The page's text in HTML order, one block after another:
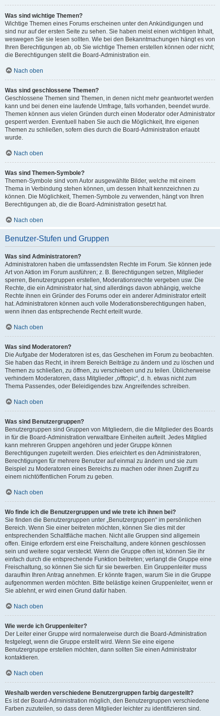
Was sind wichtige Themen?
Wichtige Themen eines Forums erscheinen unter den Ankündigungen und
sind nur auf der ersten Seite zu sehen. Sie haben meist einen wichtigen Inhalt,
weswegen Sie sie lesen sollten. Wie bei den Bekanntmachungen hängt es von
Ihren Berechtigungen ab, ob Sie wichtige Themen erstellen können oder nicht;
die Berechtigungen stellt die Board-Administration ein.
Nach oben
Was sind geschlossene Themen?
Geschlossene Themen sind Themen, in denen nicht mehr geantwortet werden
kann und bei denen eine laufende Umfrage, falls vorhanden, beendet wurde.
Themen können aus vielen Gründen durch einen Moderator oder Administrator
gesperrt werden. Eventuell haben Sie auch die Möglichkeit, Ihre eigenen
Themen zu schließen, sofern dies durch die Board-Administration erlaubt
wurde.
Nach oben
Was sind Themen-Symbole?
Themen-Symbole sind vom Autor ausgewählte Bilder, welche mit einem
Thema in Verbindung stehen können, um dessen Inhalt kennzeichnen zu
können. Die Möglichkeit, Themen-Symbole zu verwenden, hängt von Ihren
Berechtigungen ab, die die Board-Administration gesetzt hat.
Nach oben
Benutzer-Stufen und Gruppen
Was sind Administratoren?
Administratoren haben die umfassendsten Rechte im Forum. Sie können jede
Art von Aktion im Forum ausführen; z. B. Berechtigungen setzen, Mitglieder
sperren, Benutzergruppen erstellen, Moderationsrechte vergeben usw. Die
Rechte, die ein Administrator hat, sind allerdings davon abhängig, welche
Rechte ihnen ein Gründer des Forums oder ein anderer Administrator erteilt
hat. Administratoren können auch volle Moderationsberechtigungen haben,
wenn ihnen das entsprechende Recht erteilt wurde.
Nach oben
Was sind Moderatoren?
Die Aufgabe der Moderatoren ist es, das Geschehen im Forum zu beobachten.
Sie haben das Recht, in ihrem Bereich Beiträge zu ändern und zu löschen und
Themen zu schließen, zu öffnen, zu verschieben und zu teilen. Üblicherweise
verhindern Moderatoren, dass Mitglieder „offtopic“, d. h. etwas nicht zum
Thema Passendes, oder Beleidigendes bzw. Angreifendes schreiben.
Nach oben
Was sind Benutzergruppen?
Benutzergruppen sind Gruppen von Mitgliedern, die die Mitglieder des Boards
in für die Board-Administration verwaltbare Einheiten aufteilt. Jedes Mitglied
kann mehreren Gruppen angehören und jeder Gruppe können
Berechtigungen zugeteilt werden. Dies erleichtert es den Administratoren,
Berechtigungen für mehrere Benutzer auf einmal zu ändern und sie zum
Beispiel zu Moderatoren eines Bereichs zu machen oder ihnen Zugriff zu
einem nichtöffentlichen Forum zu geben.
Nach oben
Wo finde ich die Benutzergruppen und wie trete ich ihnen bei?
Sie finden die Benutzergruppen unter „Benutzergruppen“ im persönlichen
Bereich. Wenn Sie einer beitreten möchten, können Sie dies mit der
entsprechenden Schaltfläche machen. Nicht alle Gruppen sind allgemein
offen. Einige erfordern erst eine Freischaltung, andere können geschlossen
sein und weitere sogar versteckt. Wenn die Gruppe offen ist, können Sie ihr
einfach durch die entsprechende Funktion beitreten; verlangt die Gruppe eine
Freischaltung, so können Sie sich für sie bewerben. Ein Gruppenleiter muss
daraufhin Ihren Antrag annehmen. Er könnte fragen, warum Sie in die Gruppe
aufgenommen werden möchten. Bitte belästige keinen Gruppenleiter, wenn er
Sie ablehnt, er wird einen Grund dafür haben.
Nach oben
Wie werde ich Gruppenleiter?
Der Leiter einer Gruppe wird normalerweise durch die Board-Administration
festgelegt, wenn die Gruppe erstellt wird. Wenn Sie eine eigene
Benutzergruppe erstellen möchten, dann sollten Sie einen Administrator
kontaktieren.
Nach oben
Weshalb werden verschiedene Benutzergruppen farbig dargestellt?
Es ist der Board-Administration möglich, den Benutzergruppen verschiedene
Farben zuzuteilen, so dass deren Mitglieder leichter zu identifizieren sind.